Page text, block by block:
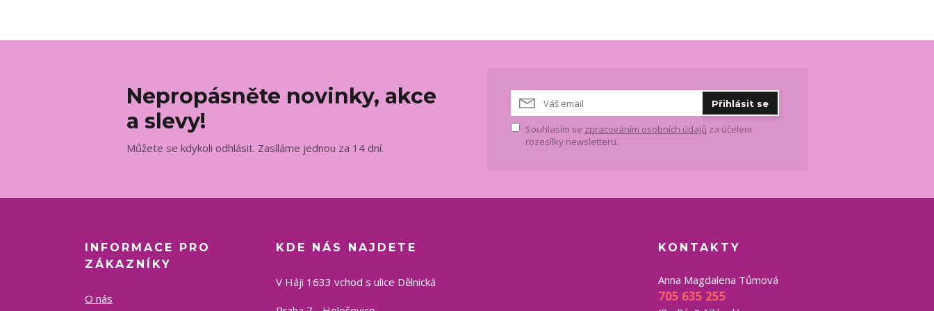
Nepropásněte novinky, akce
a slevy!
Můžete se kdykoli odhlásit. Zasíláme jednou za 14 dní.
Přihlásit se
Souhlasím se zpracováním osobních údajů za účelem
rozesílky newsletteru.
INFORMACE PRO
ZÁKAZNÍKY
O nás
KDE NÁS NAJDETE
V Háji 1633 vchod s ulice Dělnická
KONTAKTY
Anna Magdalena Tůmová
705 635 255